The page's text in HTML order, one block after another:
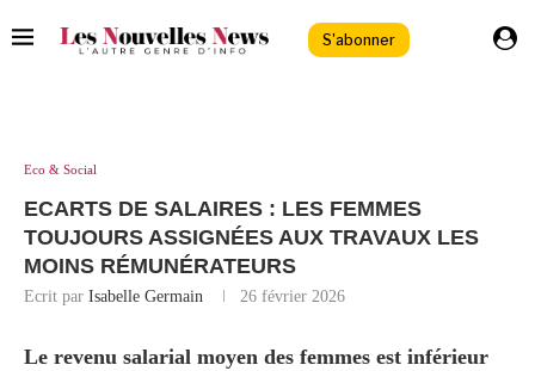
S'abonner
Eco & Social
ECARTS DE SALAIRES : LES FEMMES
TOUJOURS ASSIGNÉES AUX TRAVAUX LES
MOINS RÉMUNÉRATEURS
Ecrit par Isabelle Germain 26 février 2026
Le revenu salarial moyen des femmes est inférieur